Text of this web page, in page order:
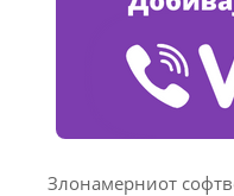
Злонамерниот